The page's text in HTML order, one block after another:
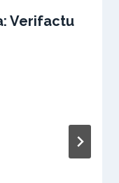
Verifactu